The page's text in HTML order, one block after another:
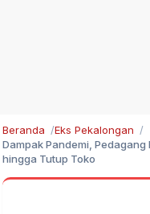
Beranda
Eks Pekalongan
Dampak Pandemi,
hingga Tutup Toko